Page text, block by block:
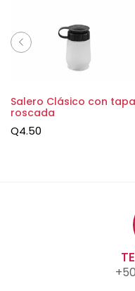
Salero Clásico con tapa
roscada
Q4.50